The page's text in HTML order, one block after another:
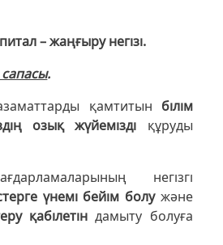
– жаңғыру негізі.
сапасы.
қамтитын білім
озық жүйемізді құруды
негізгі
үнемі бейім болужәне
қабілетін дамыту болуға